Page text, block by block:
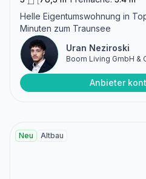
Helle Eigentumswohnung in
Minuten zum Traunsee
Uran Neziroski
Boom Living GmbH &
Anbieter
Neu Altbau